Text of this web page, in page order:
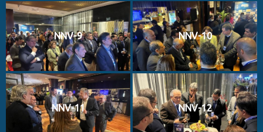
NNV-9 NNV-10
NNV-11 NNV-12